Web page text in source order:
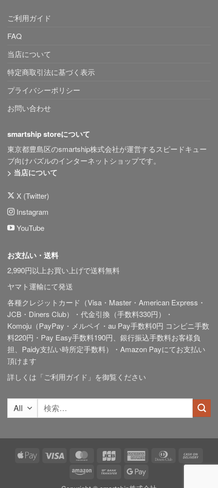
ご利用ガイド
FAQ
当店について
特定商取引法に基づく表示
プライバシーポリシー
お問い合わせ
smartship storeについて
東京都豊島区のsmartship株式会社が運営するスピードキュー
ブ向けパズルのインターネットショップです。
> 当店について
X (Twitter)
Instagram
YouTube
お支払い・送料
2,990円以上お買い上げで送料無料
ヤマト運輸にて発送
各種クレジットカード（Visa・Master・American Express・
JCB・Diners Club）・代金引換（手数料330円）・
Komoju（PayPay・メルペイ・au Pay手数料0円 コンビニ手数
料220円・Pay Easy手数料190円、銀行振込手数料お客様負
担、Paidy支払い時所定手数料）・Amazon Payにてお支払い
頂けます
詳しくは「ご利用ガイド 」を御覧ください
索
Apple
Visa MasterCardJCB
American
Dinners
Club
On
Amazon
Bank
Google